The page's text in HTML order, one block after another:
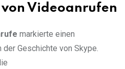
Videoanrufen
markierte einen
Geschichte von Skype.